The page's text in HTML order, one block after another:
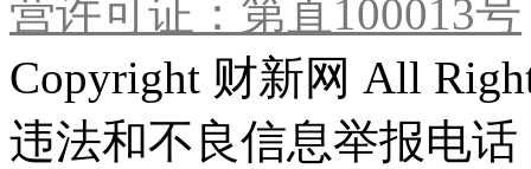
营许可证：第直100013号
Copyright 财新网 All
违法和不良信息举报电